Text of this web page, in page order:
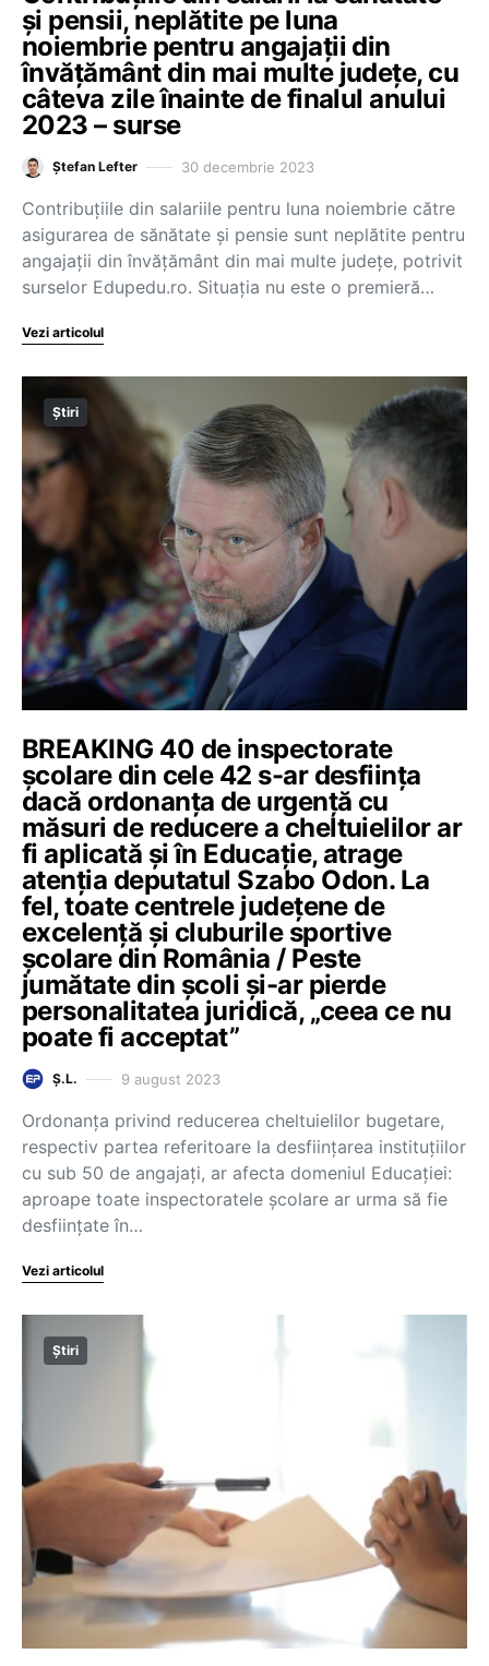
și pensii, neplătite pe luna
noiembrie pentru angajații din
învățământ din mai multe județe, cu
câteva zile înainte de finalul anului
2023 – surse
Ștefan Lefter 30 decembrie 2023
Contribuțiile din salariile pentru luna noiembrie către
asigurarea de sănătate și pensie sunt neplătite pentru
angajații din învățământ din mai multe județe, potrivit
surselor Edupedu.ro. Situația nu este o premieră…
Vezi articolul
Știri
BREAKING 40 de inspectorate
școlare din cele 42 s-ar desființa
dacă ordonanța de urgență cu
măsuri de reducere a cheltuielilor ar
fi aplicată și în Educație, atrage
atenția deputatul Szabo Odon. La
fel, toate centrele judeţene de
excelenţă și cluburile sportive
şcolare din România / Peste
jumătate din şcoli şi-ar pierde
personalitatea juridică, „ceea ce nu
poate fi acceptat”
Ș.L. 9 august 2023
Ordonanţa privind reducerea cheltuielilor bugetare,
respectiv partea referitoare la desfiinţarea instituţiilor
cu sub 50 de angajaţi, ar afecta domeniul Educaţiei:
aproape toate inspectoratele școlare ar urma să fie
desființate în…
Vezi articolul
Știri